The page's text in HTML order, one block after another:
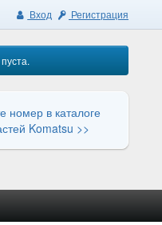
Вход Регистрация
номер в каталоге
Komatsu >>